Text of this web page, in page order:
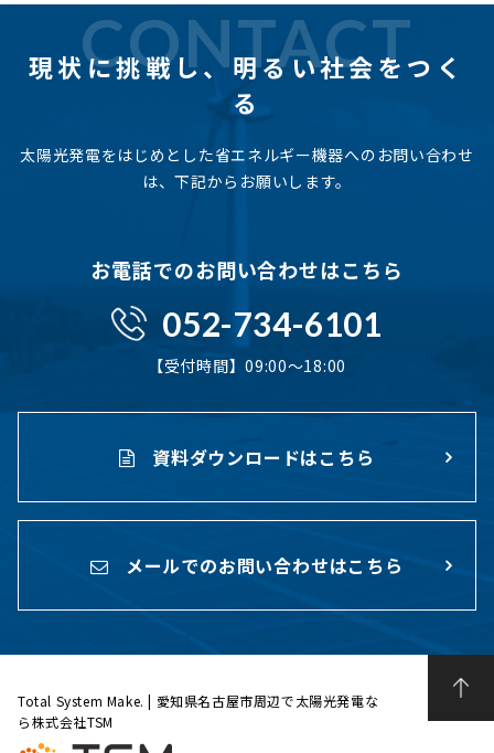
CONTACT
現状に挑戦し、明るい社会をつく
る
太陽光発電をはじめとした省エネルギー機器へのお問い合わせ
は、下記からお願いします。
お電話でのお問い合わせはこちら
052-734-6101
【受付時間】09:00〜18:00
資料ダウンロードはこちら
メールでのお問い合わせはこちら
Total System Make. | 愛知県名古屋市周辺で太陽光発電な
ら株式会社TSM